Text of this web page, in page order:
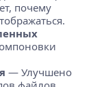
почему
— Улучшено